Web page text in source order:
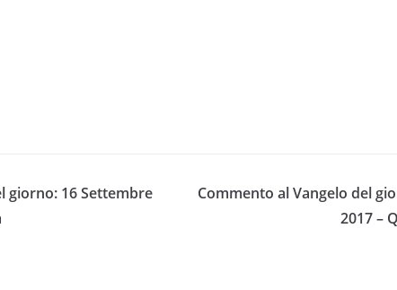
giorno: 16 Settembre
Commento al Vangelo del
2017 –